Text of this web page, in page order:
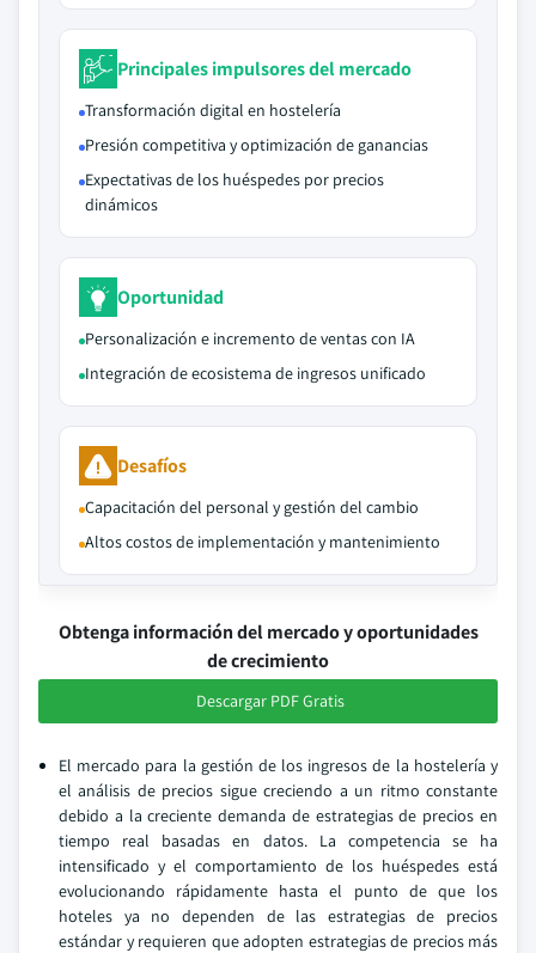
Principales impulsores del mercado
Transformación digital en hostelería
Presión competitiva y optimización de ganancias
Expectativas de los huéspedes por precios
dinámicos
Oportunidad
Personalización e incremento de ventas con IA
Integración de ecosistema de ingresos unificado
Desafíos
Capacitación del personal y gestión del cambio
Altos costos de implementación y mantenimiento
Obtenga información del mercado y oportunidades
de crecimiento
Descargar PDF Gratis
El mercado para la gestión de los ingresos de la hostelería y
el análisis de precios sigue creciendo a un ritmo constante
debido a la creciente demanda de estrategias de precios en
tiempo real basadas en datos. La competencia se ha
intensificado y el comportamiento de los huéspedes está
evolucionando rápidamente hasta el punto de que los
hoteles ya no dependen de las estrategias de precios
estándar y requieren que adopten estrategias de precios más